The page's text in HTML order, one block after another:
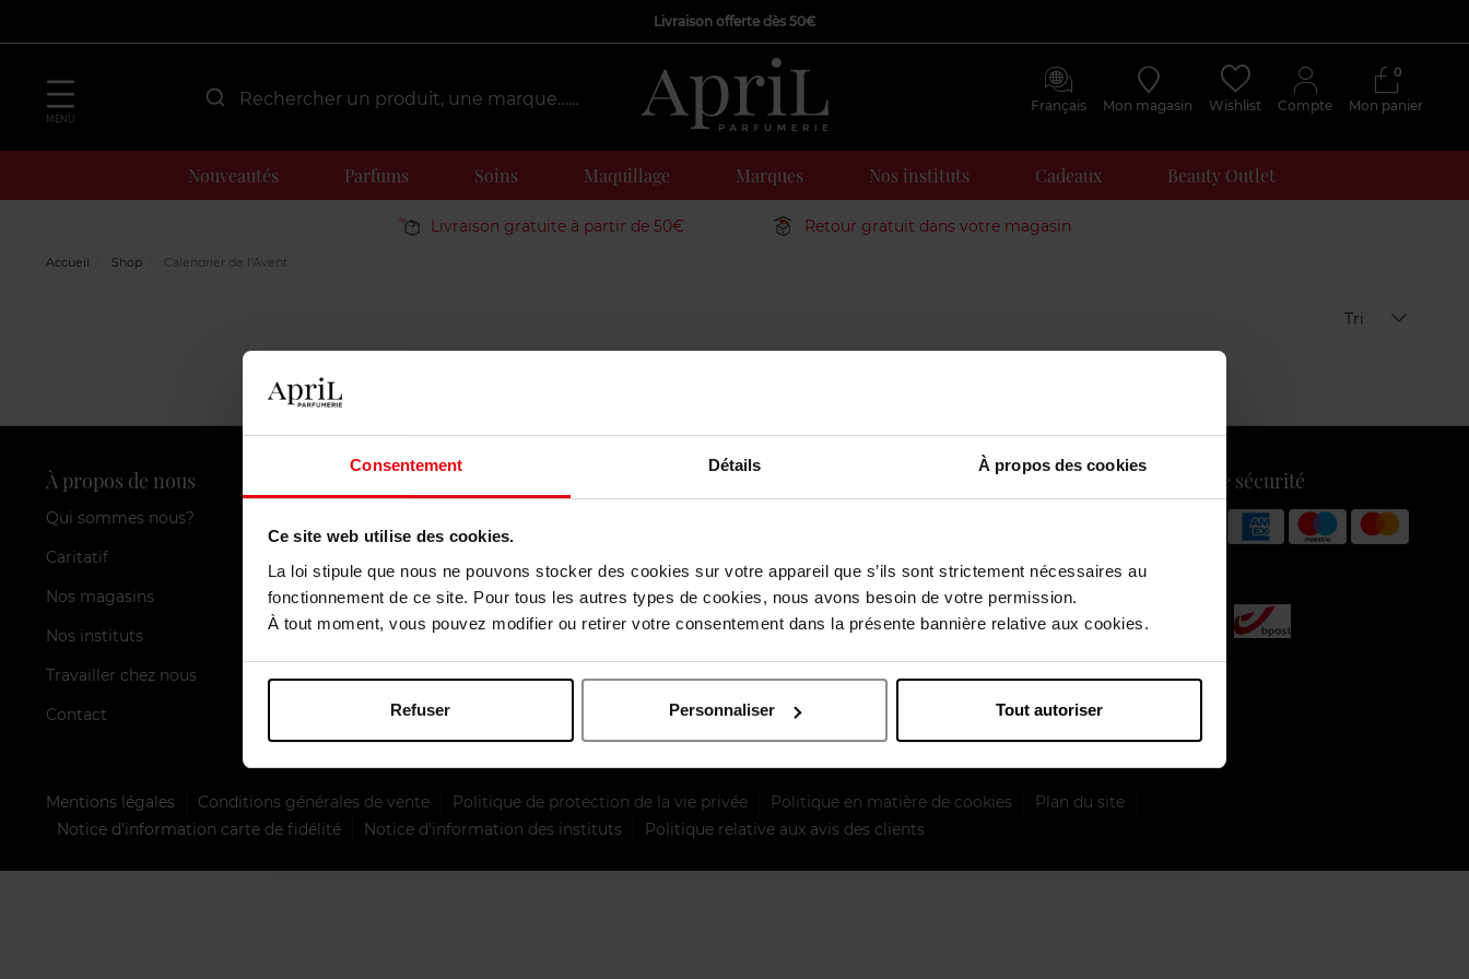
Consentement Détails À propos des cookies
Ce site web utilise des cookies.
La loi stipule que nous ne pouvons stocker des cookies sur votre appareil que s’ils sont strictement nécessaires au
fonctionnement de ce site. Pour tous les autres types de cookies, nous avons besoin de votre permission.
À tout moment, vous pouvez modifier ou retirer votre consentement dans la présente bannière relative aux cookies.
Refuser Personnaliser Tout autoriser
Livraison offerte dès 50€
MENU
Français Mon magasin Wishlist Compte Mon panier
0
Nouveautés Parfums Soins Maquillage Marques Nos instituts Cadeaux Beauty Outlet
Livraison gratuite à partir de 50€ Retour gratuit dans votre magasin
Accueil Shop Calendrier de l'Avent
Tri
À propos de nous
Qui sommes nous?
Caritatif
Nos magasins
Nos instituts
Travailler chez nous
Contact
Méthodes de paiement
Livraisons
Retours
Inscription à la Newsletter
Fête des pères
Summer
Black Friday
Noël
Payez en toute sécurité
Livraison par
Mentions légales Conditions générales de vente Politique de protection de la vie privée Politique en matière de cookies
Plan du site
Notice d'information carte de fidélité
Notice d’information des instituts Politique relative aux avis des clients